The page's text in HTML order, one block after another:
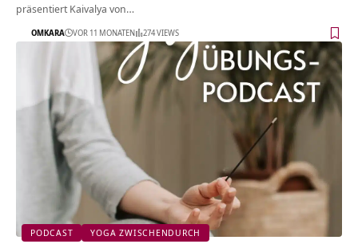
präsentiert Kaivalya von…
OMKARA VOR 11 MONATEN 274 VIEWS
PODCAST YOGA ZWISCHENDURCH